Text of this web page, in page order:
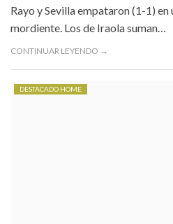
Rayo y Sevilla empataron (1-1)
mordiente. Los de Iraola suman…
CONTINUAR LEYENDO →
DESTACADO HOME